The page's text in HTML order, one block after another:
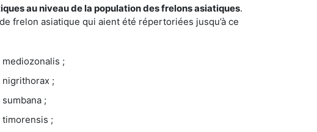
au niveau de la population des frelons asiatiques.
frelon asiatique qui aient été répertoriées jusqu’à ce
mediozonalis ;
nigrithorax ;
;
timorensis ;